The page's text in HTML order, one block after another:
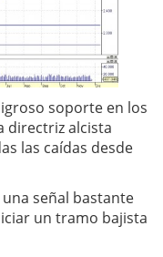
soporte en los
directriz alcista
las caídas desde
señal bastante
un tramo bajista